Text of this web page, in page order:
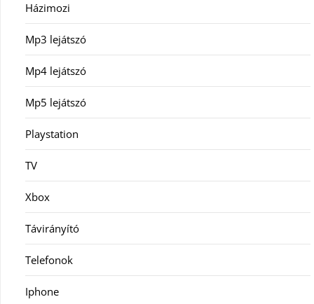
Házimozi
Mp3 lejátszó
Mp4 lejátszó
Mp5 lejátszó
Playstation
TV
Xbox
Távirányító
Telefonok
Iphone